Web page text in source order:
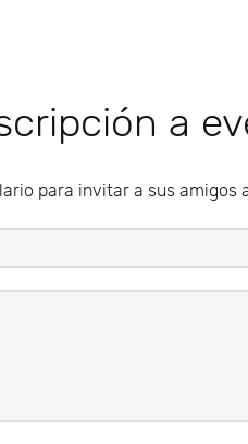
a
para invitar a sus amigos